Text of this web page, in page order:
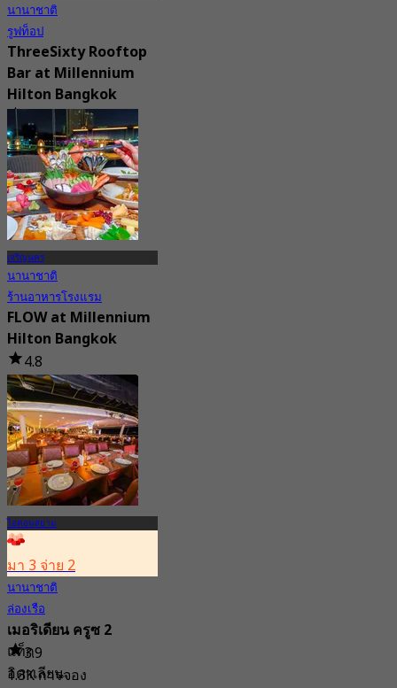
นานาชาติ
รูฟท็อป
ThreeSixty Rooftop
Bar at Millennium
Hilton Bangkok
4.8
2.2K การจอง
จาก฿ 899
เจริญนคร
นานาชาติ
ร้านอาหารโรงแรม
FLOW at Millennium
Hilton Bangkok
4.8
3.5K การจอง
จาก฿ 1,800
ไอคอนสยาม
มา 3 จ่าย 2
นานาชาติ
ล่องเรือ
เมอริเดียน ครูซ 2
3.9
1.3K การจอง
แท็ก
อิตาเลียน